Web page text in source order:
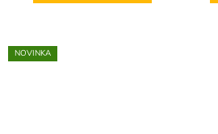
NOVINKA